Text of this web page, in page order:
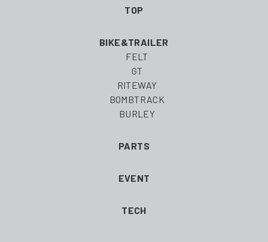
TOP
BIKE&TRAILER
FELT
GT
RITEWAY
BOMBTRACK
BURLEY
PARTS
EVENT
TECH